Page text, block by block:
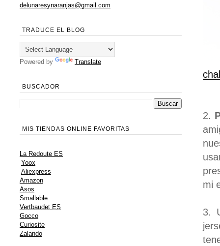
2.
mi
3.
delunaresynaranjas@gmail.com
TRADUCE EL BLOG
Powered by Translate
BUSCADOR
MIS TIENDAS ONLINE FAVORITAS
La Redoute ES
Yoox
Aliexpress
Amazon
Asos
Smallable
Vertbaudet ES
Gocco
Curiosite
Zalando